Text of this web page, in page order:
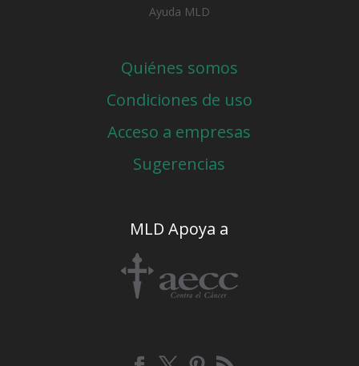
Ayuda MLD
Quiénes somos
Condiciones de uso
Acceso a empresas
Sugerencias
MLD Apoya a